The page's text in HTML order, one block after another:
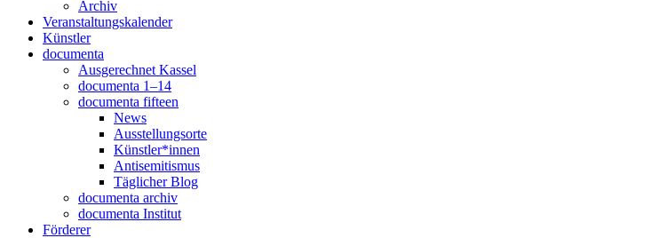
Archiv
Veranstaltungskalender
Künstler
documenta
Ausgerechnet Kassel
documenta 1–14
documenta fifteen
News
Ausstellungsorte
Künstler*innen
Antisemitismus
Täglicher Blog
documenta archiv
documenta Institut
Förderer